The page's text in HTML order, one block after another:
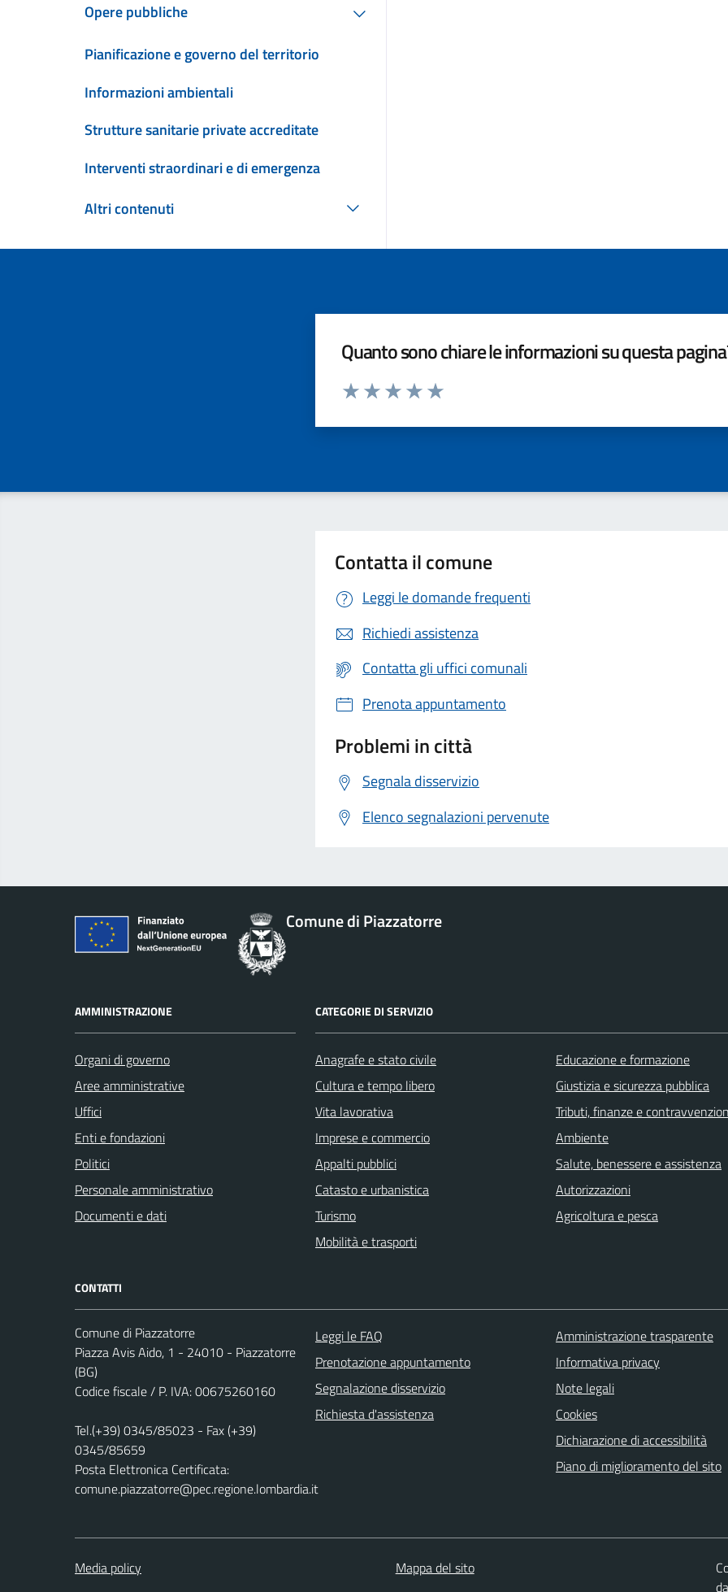
Opere pubbliche
Pianificazione e governo del territorio
Informazioni ambientali
Strutture sanitarie private accreditate
Interventi straordinari e di emergenza
Altri contenuti
Quanto sono chiare le informazioni su questa
Valuta da 1 a 5 stelle la pagina
Contatta il comune
Leggi le domande frequenti
Richiedi assistenza
Contatta gli uffici comunali
Prenota appuntamento
Problemi in città
Segnala disservizio
Elenco segnalazioni pervenute
Comune di Piazzatorre
AMMINISTRAZIONE
Organi di governo
Aree amministrative
Uffici
Enti e fondazioni
Politici
Personale amministrativo
Documenti e dati
CATEGORIE DI SERVIZIO
Anagrafe e stato civile
Cultura e tempo libero
Vita lavorativa
Imprese e commercio
Appalti pubblici
Catasto e urbanistica
Turismo
Mobilità e trasporti
Educazione e formazione
Giustizia e sicurezza pubblica
Tributi, finanze e
Ambiente
Salute, benessere e assistenza
Autorizzazioni
Agricoltura e pesca
CONTATTI
Comune di Piazzatorre
Piazza Avis Aido, 1 - 24010 - Piazzatorre
(BG)
Codice fiscale / P. IVA: 00675260160
Tel.(+39) 0345/85023 - Fax (+39)
0345/85659
Posta Elettronica Certificata:
comune.piazzatorre@pec.regione.lombardia.it
Leggi le FAQ
Prenotazione appuntamento
Segnalazione disservizio
Richiesta d'assistenza
Amministrazione trasparente
Informativa privacy
Note legali
Cookies
Dichiarazione di accessibilità
Piano di miglioramento del sito
Media policy Mappa del sito